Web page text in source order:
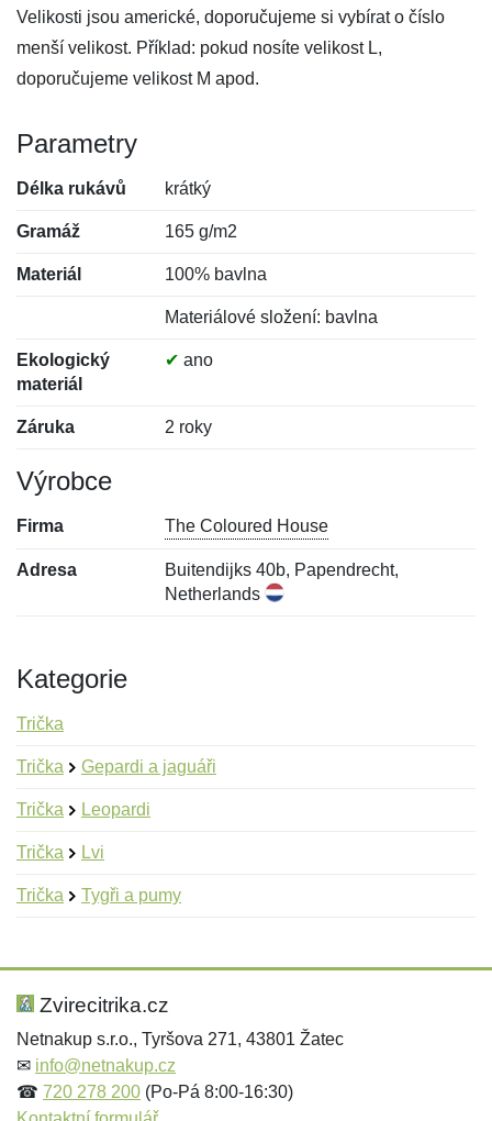
Velikosti jsou americké, doporučujeme si vybírat o číslo
menší velikost. Příklad: pokud nosíte velikost L,
doporučujeme velikost M apod.
Parametry
Délka rukávů krátký
Gramáž 165 g/m2
Materiál 100% bavlna
Materiálové složení: bavlna
Ekologický
materiál
✔ ano
Záruka 2 roky
Výrobce
Firma The Coloured House
Adresa
Buitendijks 40b, Papendrecht,
Netherlands
Kategorie
Trička
Trička Gepardi a jaguáři
Trička Leopardi
Trička Lvi
Trička Tygři a pumy
Hodnocení:
Jméno: *
Jméno:
E-mail:*
Zvirecitrika.cz
Netnakup s.r.o., Tyršova 271, 43801 Žatec
✉ info@netnakup.cz
☎ 720 278 200 (Po-Pá 8:00-16:30)